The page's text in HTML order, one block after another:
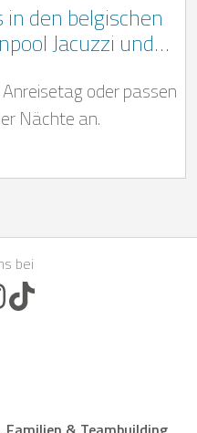
den belgischen
Jacuzzi und
oder passen
Nächte an.
bei
Icon
Instagram Icon